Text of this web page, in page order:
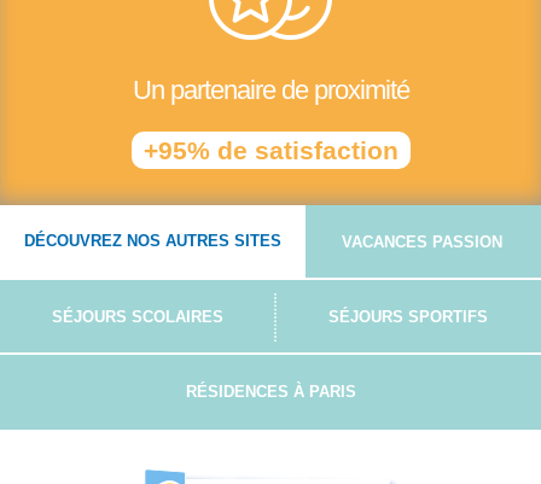
Un partenaire de proximité
+95% de satisfaction
DÉCOUVREZ NOS AUTRES SITES VACANCES PASSION
SÉJOURS SCOLAIRES SÉJOURS SPORTIFS
RÉSIDENCES À PARIS